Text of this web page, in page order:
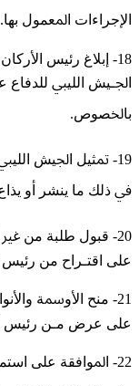
ﺍﻹﺟﺮﺍﺀﺍﺕ ﺍﳌﻌﻤﻮﻝ بها.
18- ﺇﺑﻼﻍ ﺭﺋﻴﺲ
ﺍﳉـﻴﺶ ﺍﻟﻠﻴﱯ ﻟﻠﺪﻓﺎﻉ
ﺑﺎﳋﺼﻮﺹ.
19- ﲤﺜﻴﻞ ﺍﳉﻴﺶ
ﰲ ﺫﻟﻚ ﻣﺎ ﻳﻨﺸﺮ ﺃﻭ
20- ﻗﺒﻮﻝ ﻃﻠﺒﺔ ﻣﻦ ﻏﲑ
ﻋﻠﻰ ﺍﻗﺘـﺮﺍﺡ ﻣﻦ ﺭﺋﻴﺲ
21- ﻣﻨﺢ ﺍﻷﻭﲰﺔ
ﻋﻠﻰ ﻋﺮﺽ ﻣـﻦ ﺭﺋﻴﺲ
22- ﺍﳌﻮﺍﻓﻘﺔ ﻋﻠﻰ